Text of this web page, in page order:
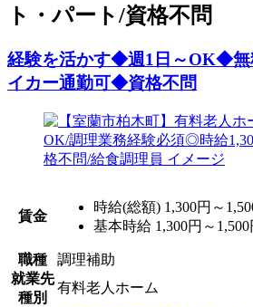
ト・パート/資格不問
経験を活かす◆週1日～OK◆
イカー通勤可◆資格不問
賃金
時給(総額) 1,300円～
基本時給 1,300円～1,500
職種
調理補助
就業先
種別
有料老人ホーム